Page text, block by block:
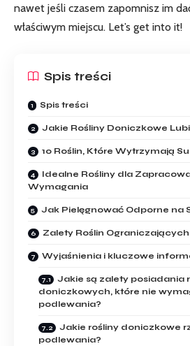
nawet jeśli czasem zapomnisz im⁣
właściwym miejscu. Let’s get into it!
Spis treści
Spis treści
Jakie Rośliny Doniczkowe
10 Roślin, Które Wytrzymają
Idealne Rośliny ‌dla
Wymagania
Jak Pielęgnować​ Odporne‌ na
Zalety Roślin
Wyjaśnienia i kluczowe
Jakie​ są zalety posiadania
doniczkowych, które nie
podlewania?
Jakie rośliny doniczkowe
podlewania?